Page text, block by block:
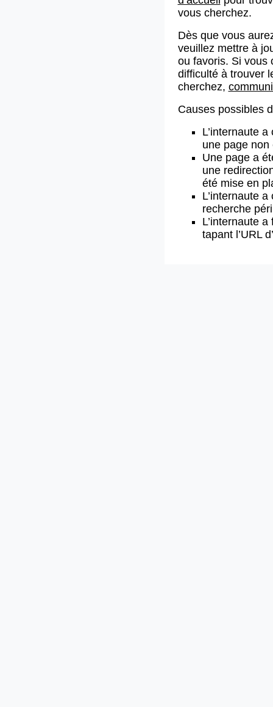
vous cherchez.
Dès que vous
veuillez mettre à
ou favoris. Si vous
difficulté à trouver
cherchez,
Causes possibles
L’internaute
une page non
Une page a
une
été mise en
L’internaute
recherche
L’internaute
tapant l’URL